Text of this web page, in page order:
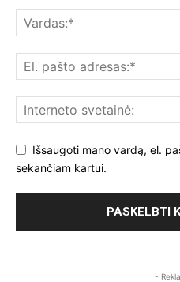
Išsaugoti mano vardą, el.
sekančiam kartui.
-